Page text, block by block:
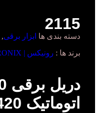
2115
دسته بندی ها ابزار برقی,
برند ها : رونیکس | RONIX
اتوماتیک 420 وات 4200 دور